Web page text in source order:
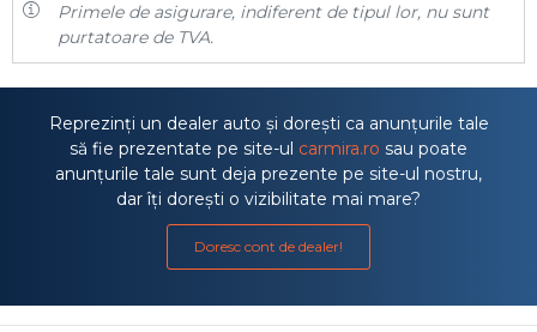
Primele de asigurare, indiferent de tipul lor, nu sunt
purtatoare de TVA.
Reprezinți un dealer auto și dorești ca anunțurile tale
să fie prezentate pe site-ul carmira.ro sau poate
anunțurile tale sunt deja prezente pe site-ul nostru,
dar îți dorești o vizibilitate mai mare?
Doresc cont de dealer!